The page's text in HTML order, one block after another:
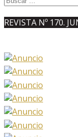
REVISTA Nº 170.